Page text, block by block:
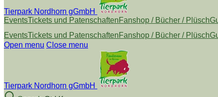
Tierpark Nordhorn gGmbH
EventsTickets und PatenschaftenFanshop / Bücher / Plüsch
EventsTickets und PatenschaftenFanshop / Bücher / Plüsch
Open menu Close menu
Tierpark Nordhorn gGmbH